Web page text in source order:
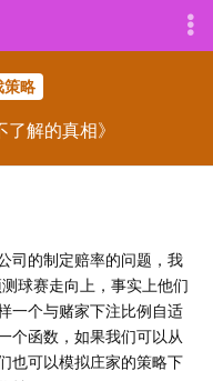
策略
解的真相》
司的制定赔率的问题，我
球赛走向上，事实上他们
一个与赌家下注比例自适
个函数，如果我们可以从
也可以模拟庄家的策略下